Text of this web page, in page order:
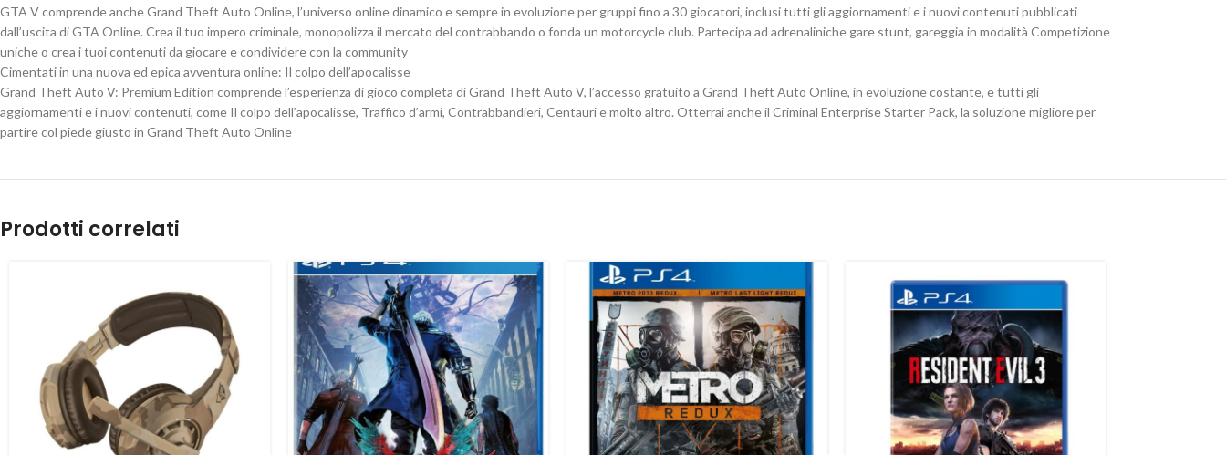
GTA V comprende anche Grand Theft Auto Online, l’universo online dinamico e sempre in evoluzione per gruppi fino a 30 giocatori, inclusi tutti gli aggiornamenti e i nuovi contenuti pubblicati
dall’uscita di GTA Online. Crea il tuo impero criminale, monopolizza il mercato del contrabbando o fonda un motorcycle club. Partecipa ad adrenaliniche gare stunt, gareggia in modalità Competizione
uniche o crea i tuoi contenuti da giocare e condividere con la community
Cimentati in una nuova ed epica avventura online: Il colpo dell’apocalisse
Grand Theft Auto V: Premium Edition comprende l’esperienza di gioco completa di Grand Theft Auto V, l’accesso gratuito a Grand Theft Auto Online, in evoluzione costante, e tutti gli
aggiornamenti e i nuovi contenuti, come Il colpo dell’apocalisse, Traffico d’armi, Contrabbandieri, Centauri e molto altro. Otterrai anche il Criminal Enterprise Starter Pack, la soluzione migliore per
partire col piede giusto in Grand Theft Auto Online
Prodotti correlati